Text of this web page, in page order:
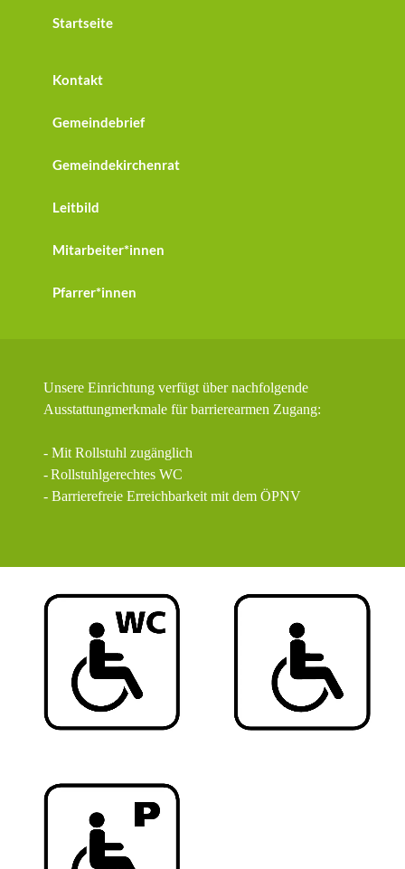
Startseite
Kontakt
Gemeindebrief
Gemeindekirchenrat
Leitbild
Mitarbeiter*innen
Pfarrer*innen
Unsere Einrichtung verfügt über nachfolgende
Ausstattungmerkmale für barrierearmen Zugang:
- Mit Rollstuhl zugänglich
-Rollstuhlgerechtes WC
- Barrierefreie Erreichbarkeit mit dem ÖPNV